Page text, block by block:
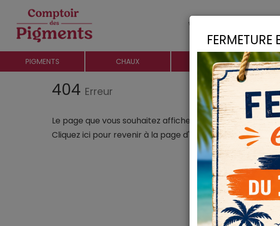
PIGMENTS CHAUX CHARGES
404 Erreur
Le page que vous souhaitez afficher n'existe plus.
Cliquez ici pour revenir à la page d'accueil.